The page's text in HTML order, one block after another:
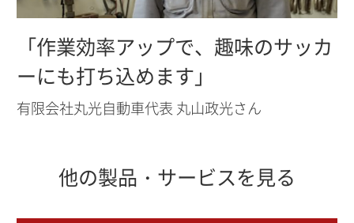
「作業効率アップで、趣味のサッカ
ーにも打ち込めます」
有限会社丸光自動車代表 丸山政光さん
他の製品・サービスを見る